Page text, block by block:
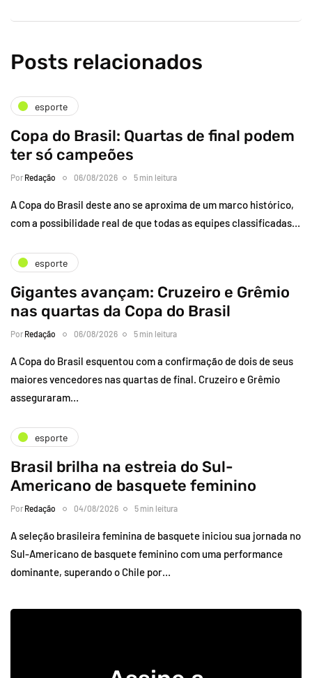
Posts relacionados
esporte
Copa do Brasil: Quartas de final podem
ter só campeões
Por Redação 06/08/2026 5 min leitura
A Copa do Brasil deste ano se aproxima de um marco histórico,
com a possibilidade real de que todas as equipes classificadas…
esporte
Gigantes avançam: Cruzeiro e Grêmio
nas quartas da Copa do Brasil
Por Redação 06/08/2026 5 min leitura
A Copa do Brasil esquentou com a confirmação de dois de seus
maiores vencedores nas quartas de final. Cruzeiro e Grêmio
asseguraram…
esporte
Brasil brilha na estreia do Sul-
Americano de basquete feminino
Por Redação 04/08/2026 5 min leitura
A seleção brasileira feminina de basquete iniciou sua jornada no
Sul-Americano de basquete feminino com uma performance
dominante, superando o Chile por…